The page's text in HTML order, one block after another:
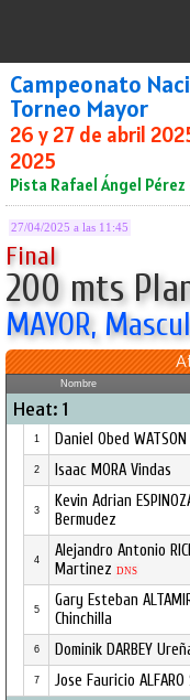
Campeonato
Torneo Mayor
26 y 27 de abril
2025
Pista Rafael Ángel
27/04/2025 a las 11:45
Final
200 mts
MAYOR,
Nombre
Heat: 1
1 Daniel Obed
2 Isaac MORA Vindas
3
Kevin Adrian
Bermudez
4
Alejandro Antonio
Martinez DNS
5
Gary Esteban
Chinchilla
6 Dominik DARBEY
7 Jose Fauricio ALFARO